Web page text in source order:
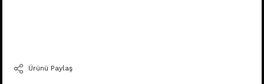
Ürünü Paylaş